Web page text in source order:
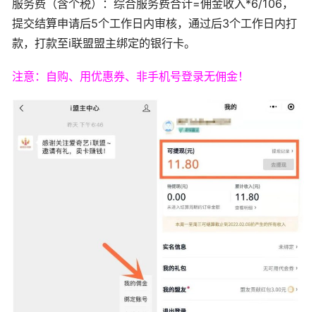
服务费（含个税）：综合服务费合计=佣金收入*6/106，
提交结算申请后5个工作日内审核，通过后3个工作日内打
款，打款至i联盟盟主绑定的银行卡。
注意：自购、用优惠券、非手机号登录无佣金！